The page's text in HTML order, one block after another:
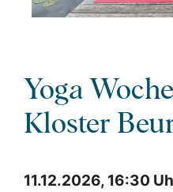
Yoga
Kloster
11.12.2026, 16:30